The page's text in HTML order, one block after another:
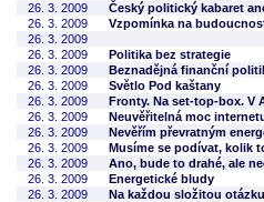
26. 3. 2009
Český politický kabaret
26. 3. 2009
Vzpomínka na
26. 3. 2009
26. 3. 2009
Politika bez strategie
26. 3. 2009
Beznadějná finanční
26. 3. 2009
Světlo Pod kaštany
26. 3. 2009
Fronty. Na set-top-box. V
26. 3. 2009
Neuvěřitelná moc
26. 3. 2009
Nevěřím převratným
26. 3. 2009
Musíme se podívat, kolik
26. 3. 2009
Ano, bude to drahé, ale
26. 3. 2009
Energetické bludy
26. 3. 2009
Na každou složitou